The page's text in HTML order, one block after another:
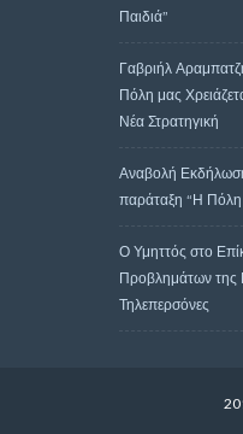
Παιδιά”
Γαβριήλ
Πόλη μας
Νέα Στρατηγική
Αναβολή
παράταξη “Η
Ο Υμηττός στο
Προβλημάτων της
Τηλεπερσόνες